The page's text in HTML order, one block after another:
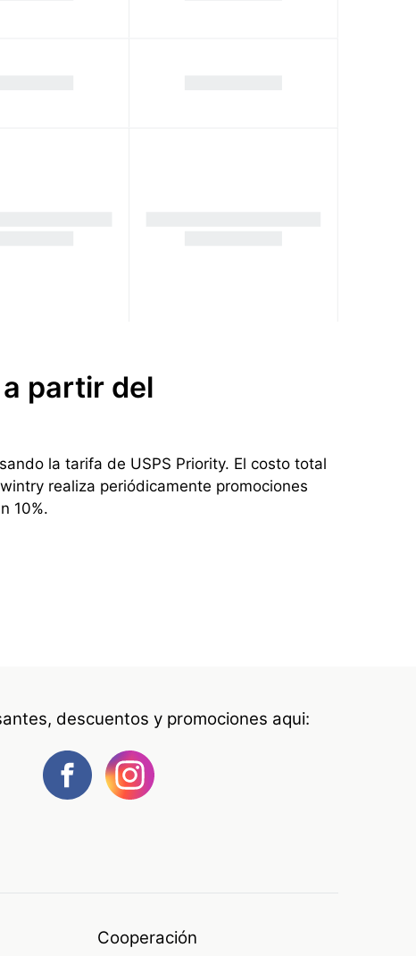
partir del
la tarifa de USPS Priority. El costo total
realiza periódicamente promociones
10%.
descuentos y promociones aqui:
Cooperación